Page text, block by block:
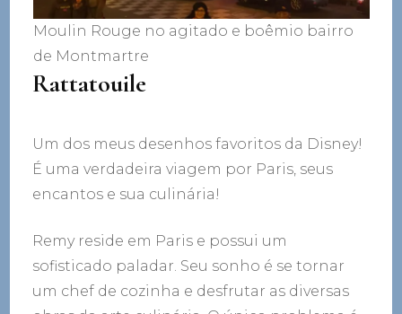
Moulin Rouge no agitado e boêmio bairro
de Montmartre
Rattatouile
Um dos meus desenhos favoritos da Disney!
É uma verdadeira viagem por Paris, seus
encantos e sua culinária!
Remy reside em Paris e possui um
sofisticado paladar. Seu sonho é se tornar
um chef de cozinha e desfrutar as diversas